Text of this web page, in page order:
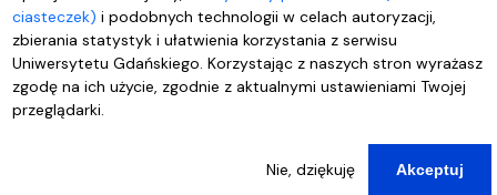
ciasteczek) i podobnych technologii w celach autoryzacji,
zbierania statystyk i ułatwienia korzystania z serwisu
Uniwersytetu Gdańskiego. Korzystając z naszych stron wyrażasz
zgodę na ich użycie, zgodnie z aktualnymi ustawieniami Twojej
przeglądarki.
Nie, dziękuję Akceptuj